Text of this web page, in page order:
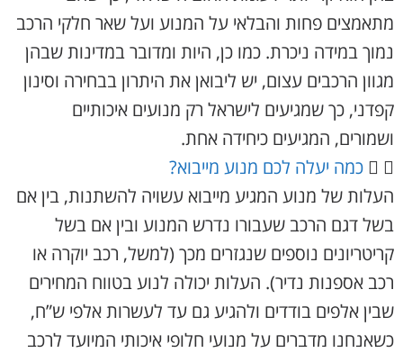
מתאמצים פחות והבלאי על המנוע ועל שאר חלקי הרכב
נמוך במידה ניכרת. כמו כן, היות ומדובר במדינות שבהן
מגוון הרכבים עצום, יש ליבואן את היתרון בבחירה וסינון
קפדני, כך שמגיעים לישראל רק מנועים איכותיים
ושמורים, המגיעים כיחידה אחת.
כמה יעלה לכם מנוע מייבוא?
העלות של מנוע המגיע מייבוא עשויה להשתנות, בין אם
בשל דגם הרכב שעבורו נדרש המנוע ובין אם בשל
קריטריונים נוספים שנגזרים מכך (למשל, רכב יוקרה או
רכב אספנות נדיר). העלות יכולה לנוע בטווח המחירים
שבין אלפים בודדים ולהגיע גם עד לעשרות אלפי ש”ח,
כשאנחנו מדברים על מנועי חלופי איכותי המיועד לרכב